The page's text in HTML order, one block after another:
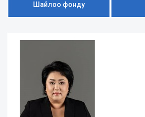
Шайлоо фонду